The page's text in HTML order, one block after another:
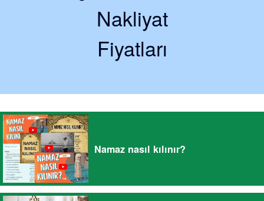
Nakliyat
Fiyatları
Namaz nasıl kılınır?